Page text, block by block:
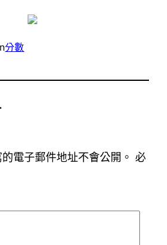
分數
電子郵件地址不會公開。 必